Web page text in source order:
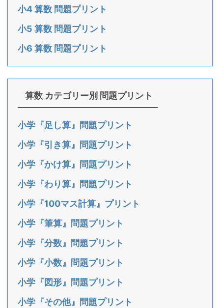
小4 算数 問題プリント
小5 算数 問題プリント
小6 算数 問題プリント
算数 カテゴリー別 問題プリント
小学『足し算』問題プリント
小学『引き算』問題プリント
小学『かけ算』問題プリント
小学『わり算』問題プリント
小学『100マス計算』プリント
小学『筆算』問題プリント
小学『分数』問題プリント
小学『小数』問題プリント
小学『図形』問題プリント
小学『その他』問題プリント